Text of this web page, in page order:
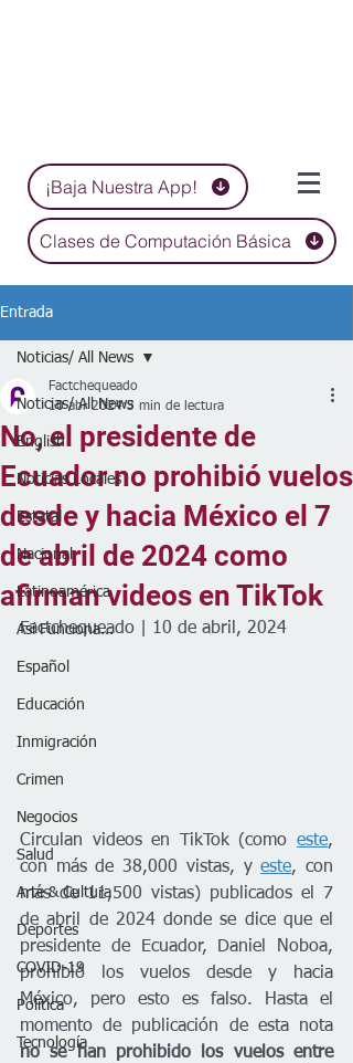
¡Baja Nuestra App!
Clases de Computación Básica
Entrada
Noticias/ All News
English
Noticias Locales
Estatal
Nacional
Latinoamérica
Así Funciona...
Español
Educación
Inmigración
Crimen
Negocios
Salud
Arte & Cultura
Deportes
COVID-19
Política
Tecnología
Noticias/ All News
No, el presidente de
Ecuador no prohibió vuelos
desde y hacia México el 7
de abril de 2024 como
afirman videos en TikTok
Factchequeado
10 abr 2024 3 min de lectura
Factchequeado | 10 de abril, 2024
Circulan videos en TikTok (como este,
con más de 38,000 vistas, y este, con
más de 11,500 vistas) publicados el 7
de abril de 2024 donde se dice que el
presidente de Ecuador, Daniel Noboa,
prohibió los vuelos desde y hacia
México, pero esto es falso. Hasta el
no se han prohibido los vuelos entre